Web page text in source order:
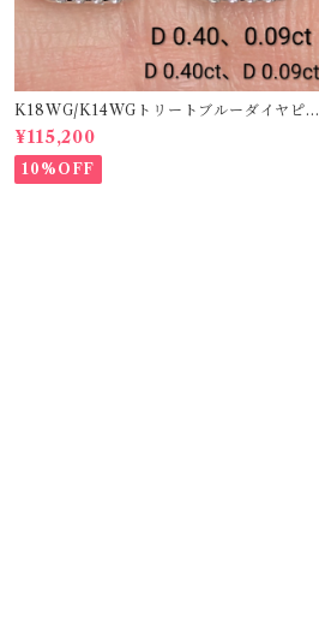
K18WG/K14WGトリートブルーダイヤピア
ス 【PRO208939】
¥115,200
10%OFF